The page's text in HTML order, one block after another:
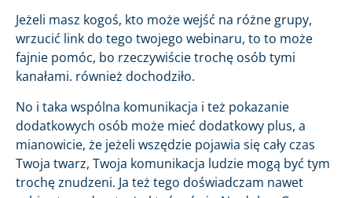
Jeżeli masz kogoś, kto może wejść na różne grupy,
wrzucić link do tego twojego webinaru, to to może
fajnie pomóc, bo rzeczywiście trochę osób tymi
kanałami. również dochodziło.
No i taka wspólna komunikacja i też pokazanie
dodatkowych osób może mieć dodatkowy plus, a
mianowicie, że jeżeli wszędzie pojawia się cały czas
Twoja twarz, Twoja komunikacja ludzie mogą być tym
trochę znudzeni. Ja też tego doświadczam nawet